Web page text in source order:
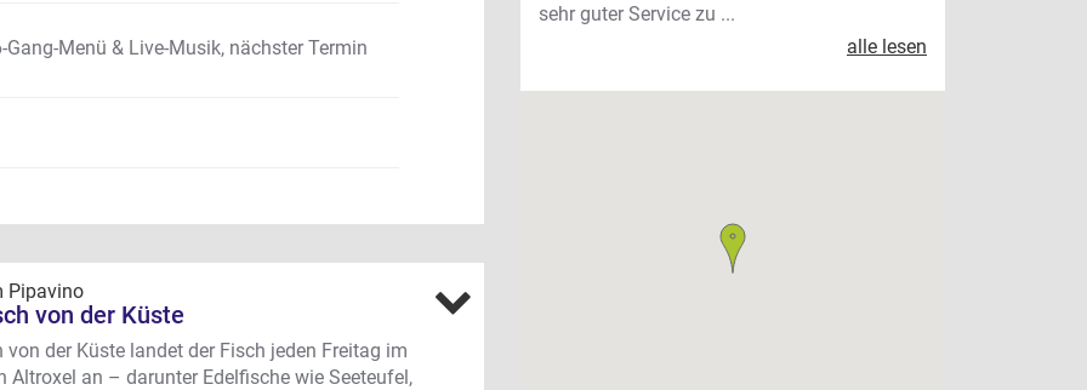
Menü & Live-Musik, nächster Termin
Pipavino
von der Küste
von der Küste landet der Fisch jeden Freitag im
Altroxel an – darunter Edelfische wie Seeteufel,
sehr guter Service zu ...
alle lesen